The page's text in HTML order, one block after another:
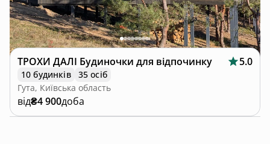
ТРОХИ ДАЛІ Будиночки для відпочинку 5.0
10 будинків
35 осіб
Гута, Київська область
від₴4 900доба